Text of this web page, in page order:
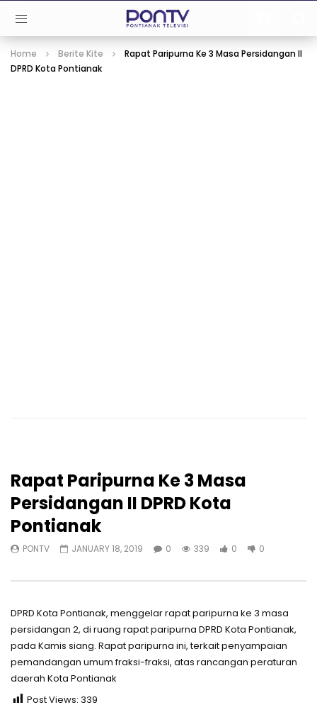
Home Berite Kite
Rapat Paripurna Ke 3 Masa Persidangan II
DPRD Kota Pontianak
Rapat Paripurna Ke 3 Masa
Persidangan II DPRD Kota
Pontianak
PONTV JANUARY 18, 2019 0 339 0 0
DPRD Kota Pontianak, menggelar rapat paripurna ke 3 masa
persidangan 2, di ruang rapat paripurna DPRD Kota Pontianak,
pada Kamis siang. Rapat paripurna ini, terkait penyampaian
pemandangan umum fraksi-fraksi, atas rancangan peraturan
daerah Kota Pontianak
Post Views: 339